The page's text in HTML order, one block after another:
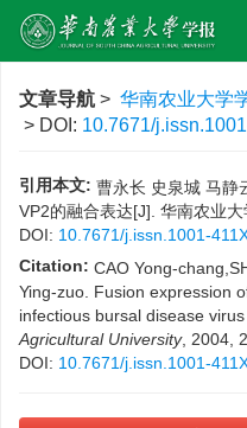
文章导航 > 华南农业大学
> DOI: 10.7671/
引用本文: 曹永长 史泉城 马静
VP2的融合表达[J]. 华南农业
DOI: 10.7671/j.issn.1001-
Citation: CAO Yong-
Ying-zuo. Fusion expression
infectious bursal disease virus
Agricultural University, 2004,
DOI: 10.7671/j.issn.1001-